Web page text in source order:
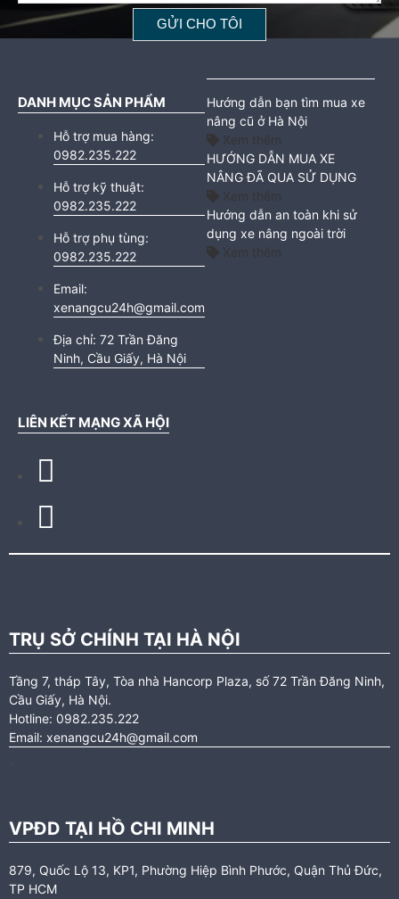
DANH MỤC SẢN PHẨM
Hỗ trợ mua hàng:
0982.235.222
Hỗ trợ kỹ thuật:
0982.235.222
Hỗ trợ phụ tùng:
0982.235.222
Email:
xenangcu24h@gmail.com
Địa chỉ: 72 Trần Đăng
Ninh, Cầu Giấy, Hà Nội
Hướng dẫn bạn tìm mua xe
nâng cũ ở Hà Nội
Xem thêm
HƯỚNG DẪN MUA XE
NÂNG ĐÃ QUA SỬ DỤNG
Xem thêm
Hướng dẫn an toàn khi sử
dụng xe nâng ngoài trời
Xem thêm
LIÊN KẾT MẠNG XÃ HỘI
TRỤ SỞ CHÍNH TẠI HÀ NỘI
Tầng 7, tháp Tây, Tòa nhà Hancorp Plaza, số 72 Trần Đăng Ninh,
Cầu Giấy, Hà Nội.
Hotline: 0982.235.222
Email: xenangcu24h@gmail.com
VPĐD TẠI HỒ CHI MINH
879, Quốc Lộ 13, KP1, Phường Hiệp Bình Phước, Quận Thủ Đức,
TP HCM